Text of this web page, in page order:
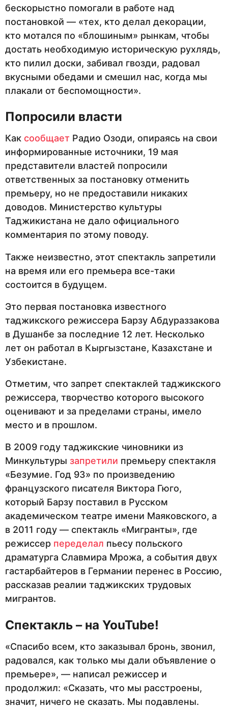
бескорыстно помогали в работе над
постановкой — «тех, кто делал декорации,
кто мотался по «блошиным» рынкам, чтобы
достать необходимую историческую рухлядь,
кто пилил доски, забивал гвозди, радовал
вкусными обедами и смешил нас, когда мы
плакали от беспомощности».
Попросили власти
Как сообщает Радио Озоди, опираясь на свои
информированные источники, 19 мая
представители властей попросили
ответственных за постановку отменить
премьеру, но не предоставили никаких
доводов. Министерство культуры
Таджикистана не дало официального
комментария по этому поводу.
Также неизвестно, этот спектакль запретили
на время или его премьера все-таки
состоится в будущем.
Это первая постановка известного
таджикского режиссера Барзу Абдураззакова
в Душанбе за последние 12 лет. Несколько
лет он работал в Кыргызстане, Казахстане и
Узбекистане.
Отметим, что запрет спектаклей таджикского
режиссера, творчество которого высокого
оценивают и за пределами страны, имело
место и в прошлом.
В 2009 году таджикские чиновники из
Минкультуры запретили премьеру спектакля
«Безумие. Год 93» по произведению
французского писателя Виктора Гюго,
который Барзу поставил в Русском
академическом театре имени Маяковского, а
в 2011 году — спектакль «Мигранты», где
режиссер переделал пьесу польского
драматурга Славмира Мрожа, а события двух
гастарбайтеров в Германии перенес в Россию,
рассказав реалии таджикских трудовых
мигрантов.
Спектакль – на YouTube!
«Спасибо всем, кто заказывал бронь, звонил,
радовался, как только мы дали объявление о
премьере», — написал режиссер и
продолжил: «Сказать, что мы расстроены,
значит, ничего не сказать. Мы подавлены.